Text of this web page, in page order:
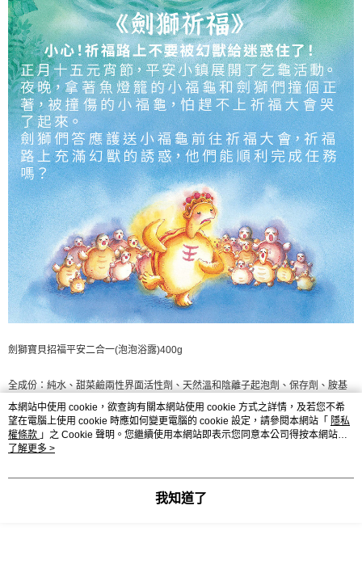
劍獅寶貝招福平安二合一(泡泡浴露)400g
全成份： 純水、甜菜鹼兩性界面活性劑、天然溫和陰離子起泡劑、保存劑、胺基
酸界面活性劑、不流淚舒緩劑、無患子萃取液、甘油、螯合劑、甜橙精油、雪松
精油、普羅旺斯真正薰衣草、迷迭香精油、保存劑、伊蘭伊蘭精油、檸檬酸、馬
鬱蘭精油、葡萄柚精油、法國鼠尾草精油、香茅精油、琉璃苣油、苦橙葉精油、
本網站中使用 cookie，欲查詢有關本網站使用 cookie 方式之詳情，及若您不希
望在電腦上使用 cookie 時應如何變更電腦的 cookie 設定，請參閱本網站「 隱私
權條款 」之 Cookie 聲明。您繼續使用本網站即表示您同意本公司得按本網站使
用條款之 Cookie 聲明使用 cookie。
了解更多 >
我知道了